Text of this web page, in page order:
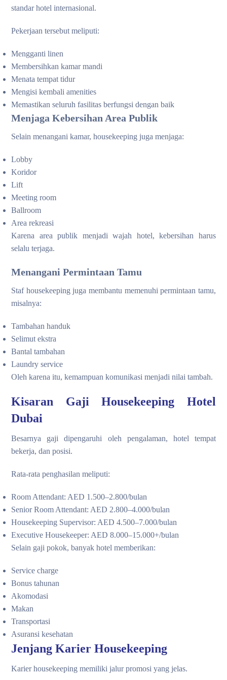
standar hotel internasional.
Pekerjaan tersebut meliputi:
Mengganti linen
Membersihkan kamar mandi
Menata tempat tidur
Mengisi kembali amenities
Memastikan seluruh fasilitas berfungsi dengan baik
Menjaga Kebersihan Area Publik
Selain menangani kamar, housekeeping juga menjaga:
Lobby
Koridor
Lift
Meeting room
Ballroom
Area rekreasi
Karena area publik menjadi wajah hotel, kebersihan harus
selalu terjaga.
Menangani Permintaan Tamu
Staf housekeeping juga membantu memenuhi permintaan tamu,
misalnya:
Tambahan handuk
Selimut ekstra
Bantal tambahan
Laundry service
Oleh karena itu, kemampuan komunikasi menjadi nilai tambah.
Kisaran Gaji Housekeeping Hotel
Dubai
Besarnya gaji dipengaruhi oleh pengalaman, hotel tempat
bekerja, dan posisi.
Rata-rata penghasilan meliputi:
Room Attendant: AED 1.500–2.800/bulan
Senior Room Attendant: AED 2.800–4.000/bulan
Housekeeping Supervisor: AED 4.500–7.000/bulan
Executive Housekeeper: AED 8.000–15.000+/bulan
Selain gaji pokok, banyak hotel memberikan:
Service charge
Bonus tahunan
Akomodasi
Makan
Transportasi
Asuransi kesehatan
Jenjang Karier Housekeeping
Karier housekeeping memiliki jalur promosi yang jelas.